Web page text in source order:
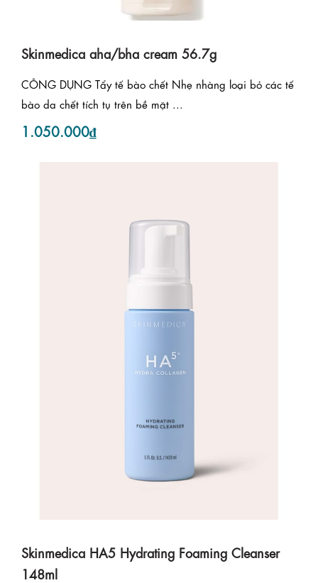
Skinmedica aha/bha cream 56.7g
CÔNG DỤNG Tẩy tế bào chết Nhẹ nhàng loại bỏ các tế
bào da chết tích tụ trên bề mặt ...
1.050.000₫
Skinmedica HA5 Hydrating Foaming Cleanser
148ml